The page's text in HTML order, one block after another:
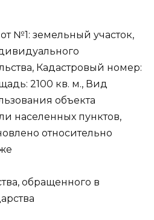
№1: земельный участок,
Кадастровый номер:
2100 кв. м., Вид
объекта
населенных пунктов,
относительно
обращенного в